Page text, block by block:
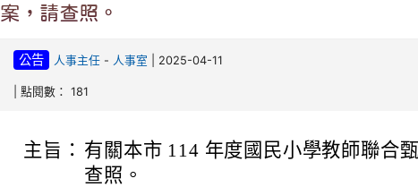
案，請查照。
公告 人事主任- 人事室 | 2025-04-11
| 點閱數： 181
主旨： 有關本市 114 年度國民小學教師聯合
查照。